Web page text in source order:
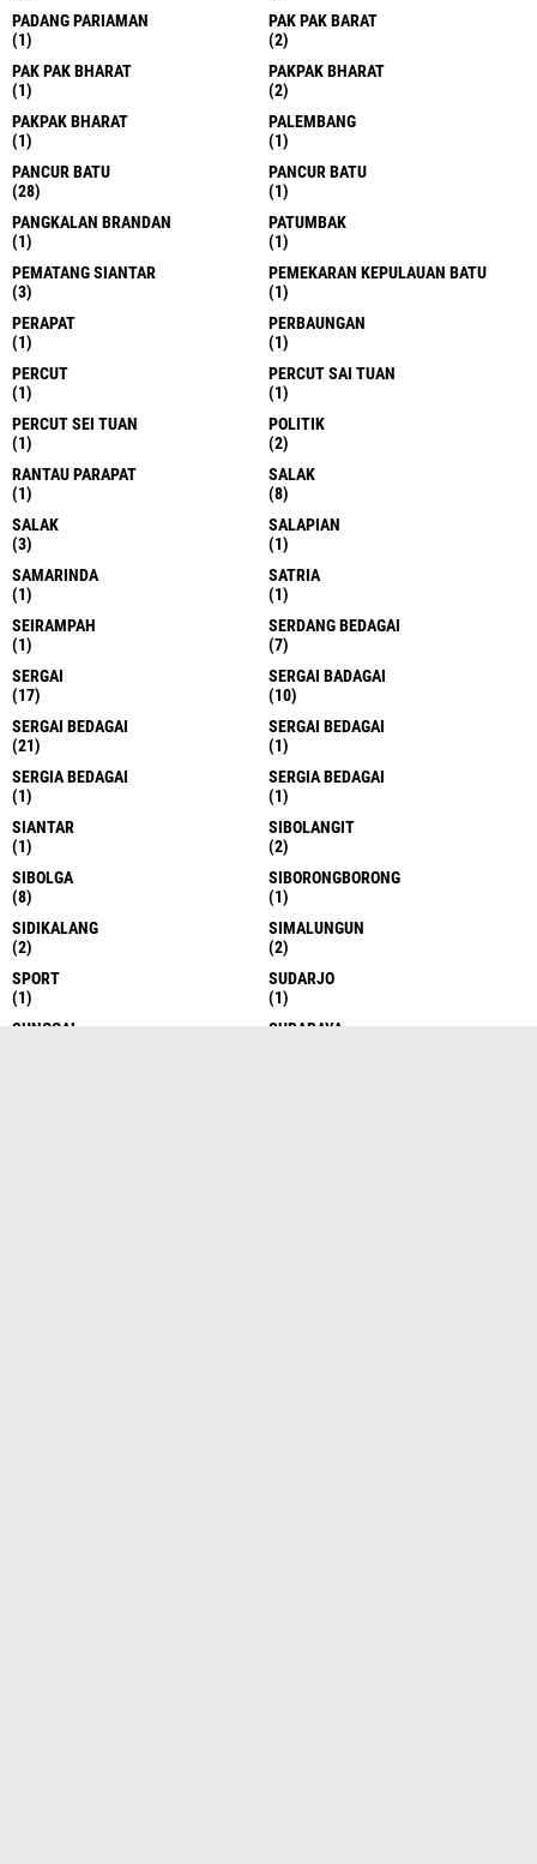
PADANG PARIAMAN
(1)
PAK PAK BARAT
(2)
PAK PAK BHARAT
(1)
PAKPAK BHARAT
(2)
PAKPAK BHARAT
(1)
PALEMBANG
(1)
PANCUR BATU
(28)
PANCUR BATU
(1)
PANGKALAN BRANDAN
(1)
PATUMBAK
(1)
PEMATANG SIANTAR
(3)
PEMEKARAN KEPULAUAN BATU
(1)
PERAPAT
(1)
PERBAUNGAN
(1)
PERCUT
(1)
PERCUT SAI TUAN
(1)
PERCUT SEI TUAN
(1)
POLITIK
(2)
RANTAU PARAPAT
(1)
SALAK
(8)
SALAK
(3)
SALAPIAN
(1)
SAMARINDA
(1)
SATRIA
(1)
SEIRAMPAH
(1)
SERDANG BEDAGAI
(7)
SERGAI
(17)
SERGAI BADAGAI
(10)
SERGAI BEDAGAI
(21)
SERGAI BEDAGAI
(1)
SERGIA BEDAGAI
(1)
SERGIA BEDAGAI
(1)
SIANTAR
(1)
SIBOLANGIT
(2)
SIBOLGA
(8)
SIBORONGBORONG
(1)
SIDIKALANG
(2)
SIMALUNGUN
(2)
SPORT
(1)
SUDARJO
(1)
SUNGGAL
SURABAYA